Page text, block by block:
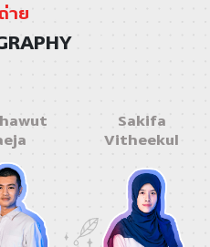
าย
Sakifa
Vitheekul